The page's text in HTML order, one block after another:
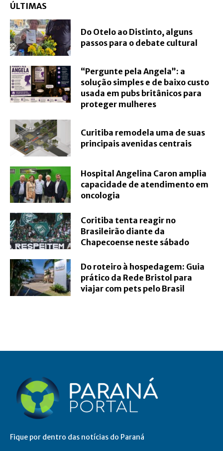
ÚLTIMAS
Do Otelo ao Distinto, alguns
passos para o debate cultural
“Pergunte pela Angela”: a
solução simples e de baixo custo
usada em pubs britânicos para
proteger mulheres
Curitiba remodela uma de suas
principais avenidas centrais
Hospital Angelina Caron amplia
capacidade de atendimento em
oncologia
Coritiba tenta reagir no
Brasileirão diante da
Chapecoense neste sábado
Do roteiro à hospedagem: Guia
prático da Rede Bristol para
viajar com pets pelo Brasil
Fique por dentro das notícias do Paraná